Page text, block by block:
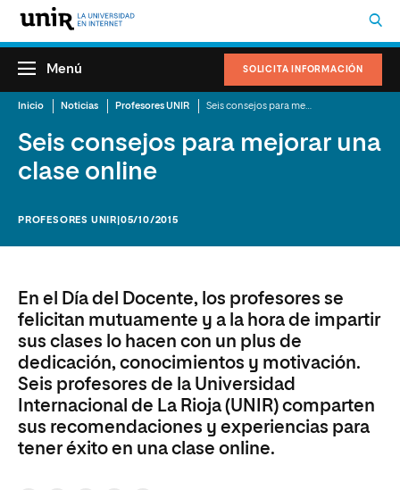
SOLICITA INFORMACIÓN
Menú
Inicio Noticias Profesores UNIR
Seis consejos para mejorar una
clase online
PROFESORES UNIR |05/10/2015
En el Día del Docente, los profesores se
felicitan mutuamente y a la hora de impartir
sus clases lo hacen con un plus de
dedicación, conocimientos y motivación.
Seis profesores de la Universidad
Internacional de La Rioja (UNIR) comparten
sus recomendaciones y experiencias para
tener éxito en una clase online.